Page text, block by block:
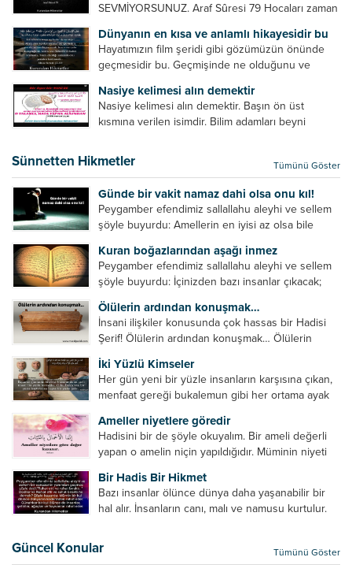
SEVMİYORSUNUZ. Araf Sûresi 79 Hocaları zaman
geliştirmeleri hususunda bazen açık bazen gizli
tenkitlerde bulunmuşuzdur. Örneğin hocalarda
olması gereken hususları sıralar ve...
Dünyanın en kısa ve anlamlı hikayesidir bu
Hayatımızın film şeridi gibi gözümüzün önünde
geçmesidir bu. Geçmişinde ne olduğunu ve
âyetlere baksın. Hayatı özetler misin sorusuna
verilebilecek en kısa ve bir o...
Nasiye kelimesi alın demektir
Nasiye kelimesi alın demektir. Başın ön üst
kısmına verilen isimdir. Bilim adamları beyni
Beynin ön kısmında bulunan bölüme ön bellek
denir. Bu kısım insan vücudunda...
Sünnetten Hikmetler Tümünü Göster
Günde bir vakit namaz dahi olsa onu kıl!
Peygamber efendimiz sallallahu aleyhi ve sellem
şöyle buyurdu: Amellerin en iyisi az olsa bile
bir yere sahiptir. Namaz kul ile Allah arasındaki bir
toplantıdır....
Kuran boğazlarından aşağı inmez
Peygamber efendimiz sallallahu aleyhi ve sellem
şöyle buyurdu: İçinizden bazı insanlar çıkacak;
küçümseyeceksiniz. Onların oruçlarını görünce
kendi oruçlarınızı küçümseyeceksiniz. Onların
amellerini görünce kendi amellerinizi
küçümseyeceksiniz. ...
Ölülerin ardından konuşmak…
İnsani ilişkiler konusunda çok hassas bir Hadisi
Şerif! Ölülerin ardından konuşmak… Ölülerin
küfretmek, sövmek, onların günah ve kusurlarını
zikretmek ölüye zarar vermez, fayda da vermez....
İki Yüzlü Kimseler
Her gün yeni bir yüzle insanların karşısına çıkan,
menfaat gereği bukalemun gibi her ortama ayak
insan grubudur. Müminlerin yanında mümin gibi
duran,...
Ameller niyetlere göredir
Hadisini bir de şöyle okuyalım. Bir ameli değerli
yapan o amelin niçin yapıldığıdır. Müminin niyeti
namazın hiçbir değeri yoktur. Gösteriş için
okunan ezanın hiçbir...
Bir Hadis Bir Hikmet
Bazı insanlar ölünce dünya daha yaşanabilir bir
hal alır. İnsanların canı, malı ve namusu kurtulur.
kurtulur. Ağaçlar onun zulmünden kurtulur....
Güncel Konular Tümünü Göster